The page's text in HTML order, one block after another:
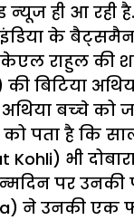
ही आ रही
के
राहुल की
की बिटिया
बच्‍चे को
पता है कि
Kohli) भी
पर उनकी
ने उनकी एक